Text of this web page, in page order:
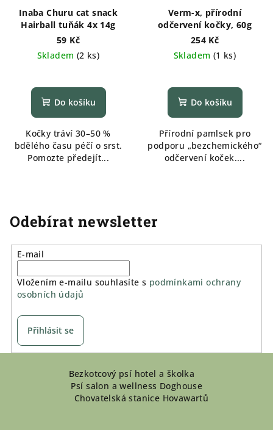
Inaba Churu cat snack
Hairball tuňák 4x 14g
59 Kč
Skladem (2 ks)
Do košíku
Kočky tráví 30–50 %
bdělého času péčí o srst.
Pomozte předejít...
Verm-x, přírodní
odčervení kočky, 60g
254 Kč
Skladem (1 ks)
Do košíku
Přírodní pamlsek pro
podporu „bezchemického“
odčervení koček....
Odebírat newsletter
E-mail
Vložením e-mailu souhlasíte s podmínkami ochrany
osobních údajů
Přihlásit se
Bezkotcový psí hotel a školka
Psí salon a wellness Doghouse
Chovatelská stanice Hovawartů